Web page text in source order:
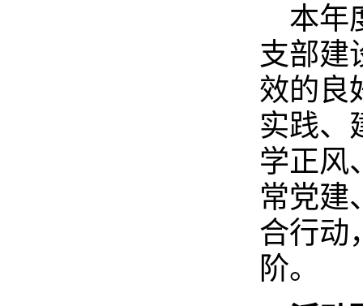
本年
支部建
效的良
实践、
学正风
常党建
合行动
阶。